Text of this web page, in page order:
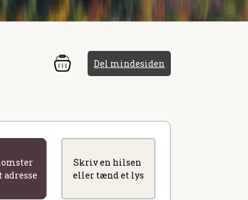
Del mindesiden
Skriv en hilsen
eller tænd et lys